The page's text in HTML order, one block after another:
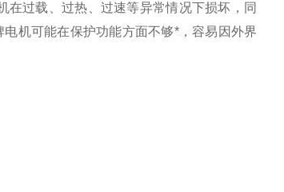
过载、过热、过速等异常情况下损坏，同
机可能在保护功能方面不够*，容易因外界